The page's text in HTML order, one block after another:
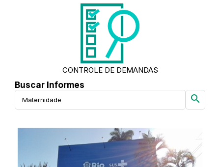
CONTROLE DE DEMANDAS
Buscar Informes
search